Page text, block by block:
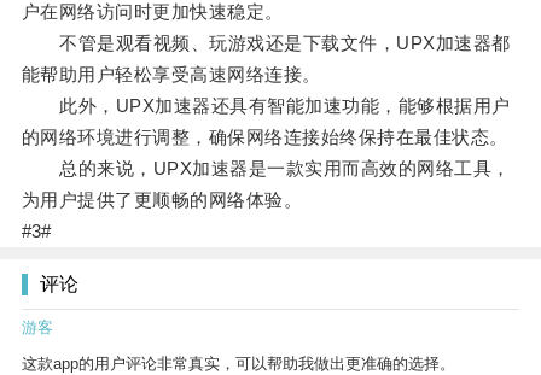
户在网络访问时更加快速稳定。
不管是观看视频、玩游戏还是下载文件，UPX加速器都
能帮助用户轻松享受高速网络连接。
此外，UPX加速器还具有智能加速功能，能够根据用户
的网络环境进行调整，确保网络连接始终保持在最佳状态。
总的来说，UPX加速器是一款实用而高效的网络工具，
为用户提供了更顺畅的网络体验。
#3#
评论
游客
这款app的用户评论非常真实，可以帮助我做出更准确的选择。